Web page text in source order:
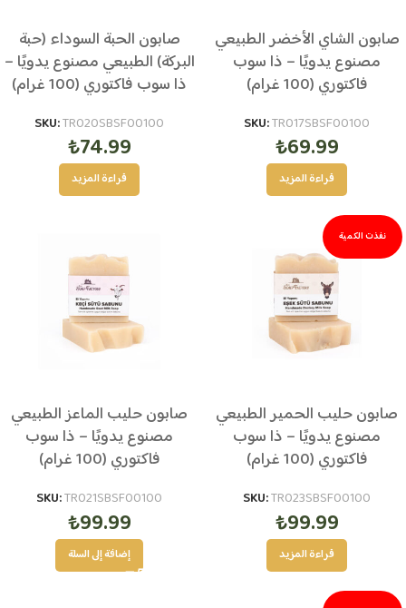
صابون الشاي الأخضر الطبيعي
مصنوع يدويًا – ذا سوب
فاكتوري (100 غرام)
SKU:TR017SBSF00100
₺69.99
قراءة المزيد
صابون الحبة السوداء (حبة
البركة) الطبيعي مصنوع يدويًا –
ذا سوب فاكتوري (100 غرام)
SKU:TR020SBSF00100
₺74.99
قراءة المزيد
نفذت الكمية
صابون حليب الحمير الطبيعي
مصنوع يدويًا – ذا سوب
فاكتوري (100 غرام)
SKU:TR023SBSF00100
₺99.99
قراءة المزيد
صابون حليب الماعز الطبيعي
مصنوع يدويًا – ذا سوب
فاكتوري (100 غرام)
SKU:TR021SBSF00100
₺99.99
إضافة إلى السلة